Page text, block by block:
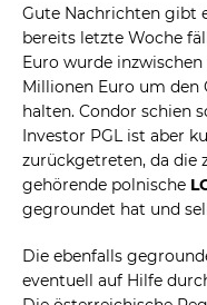
Gute Nachrichten gibt
bereits letzte Woche
Euro wurde
Millionen Euro um den
halten. Condor schien
Investor PGL ist aber
zurückgetreten, da die
gehörende polnische
gegroundet hat und
Die ebenfalls
eventuell auf Hilfe